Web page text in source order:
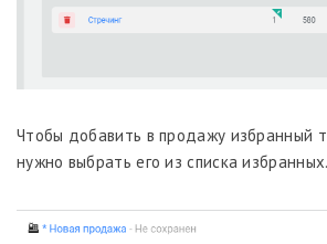
Чтобы добавить в продажу избранный
нужно выбрать его из списка избранных.